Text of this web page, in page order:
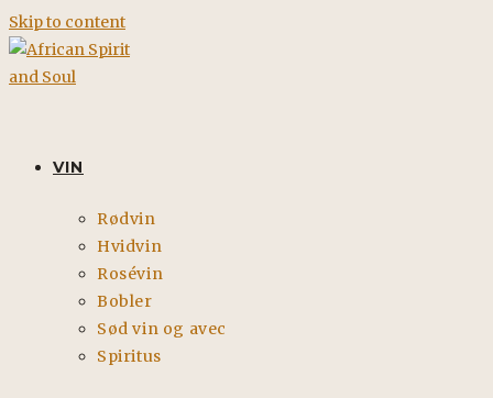
Skip to content
VIN
Rødvin
Hvidvin
Rosévin
Bobler
Sød vin og avec
Spiritus